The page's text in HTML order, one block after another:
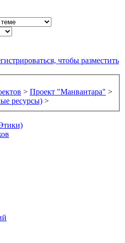
чтобы разместить
> Проект "Манвантара" >
ресурсы) >